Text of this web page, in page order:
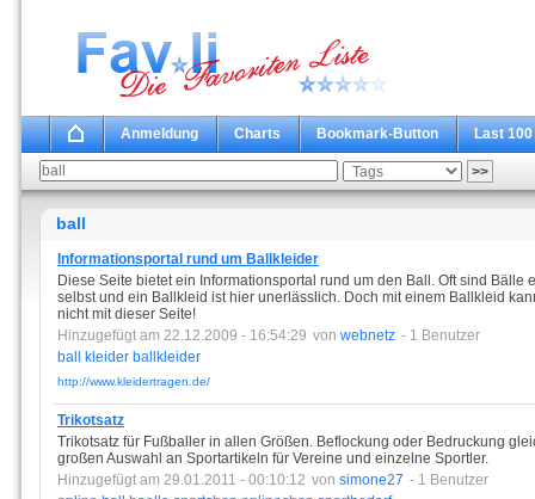
Anmeldung Charts Bookmark-Button Last 100
ball
Informationsportal rund um Ballkleider
Diese Seite bietet ein Informationsportal rund um den Ball. Oft sind Bälle
selbst und ein Ballkleid ist hier unerlässlich. Doch mit einem Ballkleid
nicht mit dieser Seite!
Hinzugefügt am 22.12.2009 - 16:54:29 von webnetz - 1 Benutzer
ball
kleider ballkleider
http://www.kleidertragen.de/
Trikotsatz
Trikotsatz für Fußballer in allen Größen. Beflockung oder Bedruckung
großen Auswahl an Sportartikeln für Vereine und einzelne Sportler.
Hinzugefügt am 29.01.2011 - 00:10:12 von simone27 - 1 Benutzer